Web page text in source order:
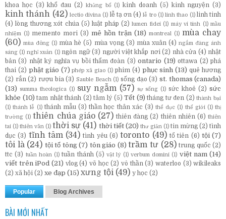
khoa học (3) khổ đau (2) khủng bố (1) kinh doanh (5) kinh nguyện (3)
kinh thánh (42) lectio divina (1) lễ tạ ơn (4) lễ tro (1) linh thao (1) linh tinh
(4) lòng thương xót chúa (5) luật pháp (2) lumen fidei (1) máy vi tính (1) mầu
nhiệm
(1) memento mori (3) mê hồn trận (18) montreal (1) mùa chay
(60) mùa đông (1) mùa hè (5) mùa vọng (3) mùa xuân (4) ngắm đàng ánh
sáng (1) nghỉ xuân (1) ngôn ngữ (3) người việt khắp nơi (2) nhà cửa (4) nhật
bản (3) nhật ký nghĩa vụ bồi thẩm đoàn (3) ontario (19) ottawa (2) phá
thai (2) phật giáo (7) phép xã giao (1) phim (4) phục sinh (13) quê hương
(2) rắn (2) rượu bia (3) Sauble Beach (1) sống đạo (3) st. thomas (canada)
(13)
summa theologica (1) suy ngẫm (57) sự sống (1) sức khoẻ (2) sức
khỏe (10) tam nhật thánh (2) tâm lý (5) Tết (9) tháng tư đen (2) thành bại
(1) thánh lễ (1) thánh mẫu (3) thần học thân xác (3) thể dục (1) thế giới (1) thị
trường (1) thiên chúa giáo (27) thiên đàng (2) thiên nhiên (6) thiên
tai (1) thiên văn (1) thời sự (41) thời tiết (20) thư giản (1) tin mừng (2) tình
dục (3) tĩnh tâm (34) tình yêu (6) toronto (49) tổ tiên (6) tội (7)
tôi là (24) tội tổ tông (7) tôn giáo (8) trầm tư (28) trung quốc (2)
ttc (3) tuần hoàn (1) tuần thánh (5) vật lý (1) verbum domini (1) việt nam (14)
viết trên iPod (21) vlog (4) võ học (2) vô thần (3) waterloo (3) wikileaks
(2) xã hội (2) xe đạp (15) xưng tội (49) y học (2)
Popular Blog Archives
BÀI MỚI NHẤT